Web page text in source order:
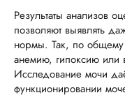
Результаты анализов
позволяют выявлять
нормы. Так, по общему
анемию, гипоксию или
Исследование мочи
функционировании